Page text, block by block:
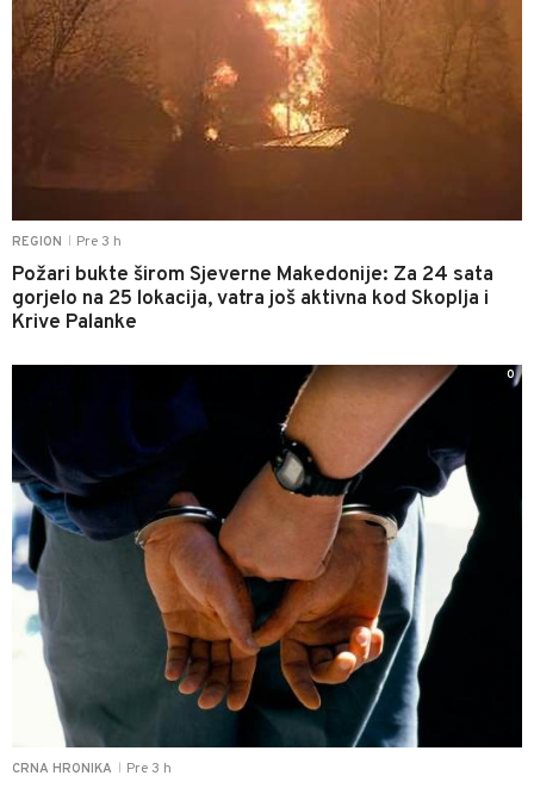
REGION Pre 3 h
Požari bukte širom Sjeverne Makedonije: Za 24 sata
gorjelo na 25 lokacija, vatra još aktivna kod Skoplja i
Krive Palanke
CRNA HRONIKA Pre 3 h
0